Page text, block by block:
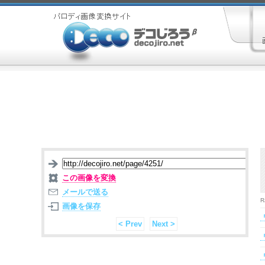
この画像を変換
メールで送る
画像を保存
< Prev
Next >